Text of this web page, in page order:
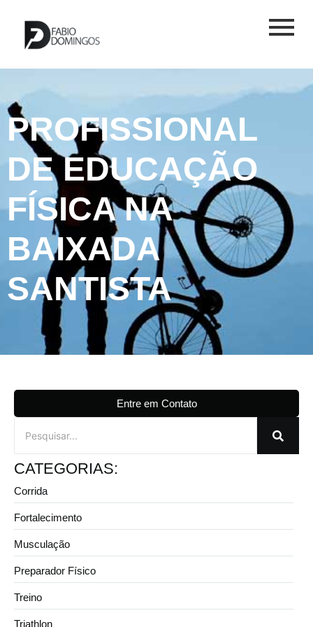
PROFISSIONAL
DE EDUCAÇÃO
FÍSICA NA
BAIXADA
SANTISTA
Entre em Contato
CATEGORIAS:
Corrida
Fortalecimento
Musculação
Preparador Físico
Treino
Triathlon